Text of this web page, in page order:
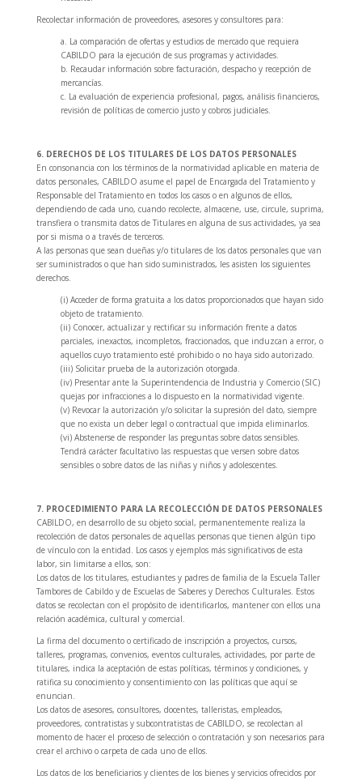
Recolectar información de proveedores, asesores y consultores para:
a. La comparación de ofertas y estudios de mercado que requiera
CABILDO para la ejecución de sus programas y actividades.
b. Recaudar información sobre facturación, despacho y recepción de
mercancías.
c. La evaluación de experiencia profesional, pagos, análisis financieros,
revisión de políticas de comercio justo y cobros judiciales.
6. DERECHOS DE LOS TITULARES DE LOS DATOS PERSONALES
En consonancia con los términos de la normatividad aplicable en materia de
datos personales, CABILDO asume el papel de Encargada del Tratamiento y
Responsable del Tratamiento en todos los casos o en algunos de ellos,
dependiendo de cada uno, cuando recolecte, almacene, use, circule, suprima,
transfiera o transmita datos de Titulares en alguna de sus actividades, ya sea
por si misma o a través de terceros.
A las personas que sean dueñas y/o titulares de los datos personales que van
ser suministrados o que han sido suministrados, les asisten los siguientes
derechos.
(i) Acceder de forma gratuita a los datos proporcionados que hayan sido
objeto de tratamiento.
(ii) Conocer, actualizar y rectificar su información frente a datos
parciales, inexactos, incompletos, fraccionados, que induzcan a error, o
aquellos cuyo tratamiento esté prohibido o no haya sido autorizado.
(iii) Solicitar prueba de la autorización otorgada.
(iv) Presentar ante la Superintendencia de Industria y Comercio (SIC)
quejas por infracciones a lo dispuesto en la normatividad vigente.
(v) Revocar la autorización y/o solicitar la supresión del dato, siempre
que no exista un deber legal o contractual que impida eliminarlos.
(vi) Abstenerse de responder las preguntas sobre datos sensibles.
Tendrá carácter facultativo las respuestas que versen sobre datos
sensibles o sobre datos de las niñas y niños y adolescentes.
7. PROCEDIMIENTO PARA LA RECOLECCIÓN DE DATOS PERSONALES
CABILDO, en desarrollo de su objeto social, permanentemente realiza la
recolección de datos personales de aquellas personas que tienen algún tipo
de vínculo con la entidad. Los casos y ejemplos más significativos de esta
labor, sin limitarse a ellos, son:
Los datos de los titulares, estudiantes y padres de familia de la Escuela Taller
Tambores de Cabildo y de Escuelas de Saberes y Derechos Culturales. Estos
datos se recolectan con el propósito de identificarlos, mantener con ellos una
relación académica, cultural y comercial.
La firma del documento o certificado de inscripción a proyectos, cursos,
talleres, programas, convenios, eventos culturales, actividades, por parte de
titulares, indica la aceptación de estas políticas, términos y condiciones, y
ratifica su conocimiento y consentimiento con las políticas que aquí se
enuncian.
Los datos de asesores, consultores, docentes, talleristas, empleados,
proveedores, contratistas y subcontratistas de CABILDO, se recolectan al
momento de hacer el proceso de selección o contratación y son necesarios para
crear el archivo o carpeta de cada uno de ellos.
Los datos de los beneficiarios y clientes de los bienes y servicios ofrecidos por